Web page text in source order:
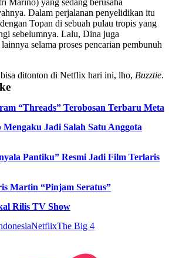
Marino) yang sedang berusaha
Dalam perjalanan penyelidikan itu
Topan di sebuah pulau tropis yang
sebelumnya. Lalu, Dina juga
selama proses pencarian pembunuh
ditonton di Netflix hari ini, lho, Buzztie.
“Threads” Terobosan Terbaru Meta
Jadi Salah Satu Anggota
Pantiku” Resmi Jadi Film Terlaris
Martin “Pinjam Seratus”
Rilis TV Show
NetflixThe Big 4